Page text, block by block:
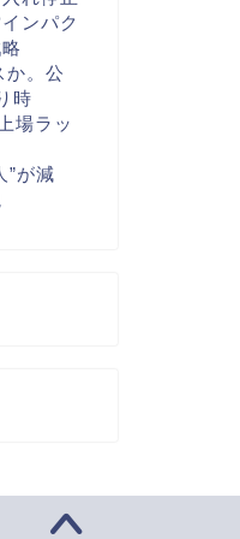
ンパク
か。公
時
場ラッ
”が減